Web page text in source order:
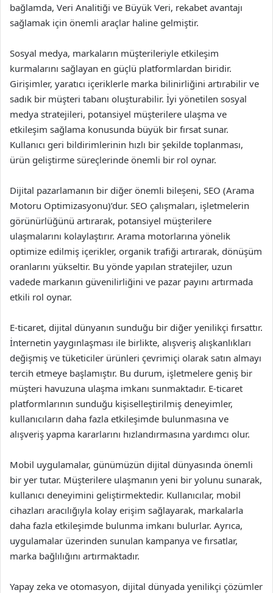
bağlamda, Veri Analitiği ve Büyük Veri, rekabet avantajı
sağlamak için önemli araçlar haline gelmiştir.
Sosyal medya, markaların müşterileriyle etkileşim
kurmalarını sağlayan en güçlü platformlardan biridir.
Girişimler, yaratıcı içeriklerle marka bilinirliğini artırabilir ve
sadık bir müşteri tabanı oluşturabilir. İyi yönetilen sosyal
medya stratejileri, potansiyel müşterilere ulaşma ve
etkileşim sağlama konusunda büyük bir fırsat sunar.
Kullanıcı geri bildirimlerinin hızlı bir şekilde toplanması,
ürün geliştirme süreçlerinde önemli bir rol oynar.
Dijital pazarlamanın bir diğer önemli bileşeni, SEO (Arama
Motoru Optimizasyonu)’dur. SEO çalışmaları, işletmelerin
görünürlüğünü artırarak, potansiyel müşterilere
ulaşmalarını kolaylaştırır. Arama motorlarına yönelik
optimize edilmiş içerikler, organik trafiği artırarak, dönüşüm
oranlarını yükseltir. Bu yönde yapılan stratejiler, uzun
vadede markanın güvenilirliğini ve pazar payını artırmada
etkili rol oynar.
E-ticaret, dijital dünyanın sunduğu bir diğer yenilikçi fırsattır.
İnternetin yaygınlaşması ile birlikte, alışveriş alışkanlıkları
değişmiş ve tüketiciler ürünleri çevrimiçi olarak satın almayı
tercih etmeye başlamıştır. Bu durum, işletmelere geniş bir
müşteri havuzuna ulaşma imkanı sunmaktadır. E-ticaret
platformlarının sunduğu kişiselleştirilmiş deneyimler,
kullanıcıların daha fazla etkileşimde bulunmasına ve
alışveriş yapma kararlarını hızlandırmasına yardımcı olur.
Mobil uygulamalar, günümüzün dijital dünyasında önemli
bir yer tutar. Müşterilere ulaşmanın yeni bir yolunu sunarak,
kullanıcı deneyimini geliştirmektedir. Kullanıcılar, mobil
cihazları aracılığıyla kolay erişim sağlayarak, markalarla
daha fazla etkileşimde bulunma imkanı bulurlar. Ayrıca,
uygulamalar üzerinden sunulan kampanya ve fırsatlar,
marka bağlılığını artırmaktadır.
Yapay zeka ve otomasyon, dijital dünyada yenilikçi çözümler